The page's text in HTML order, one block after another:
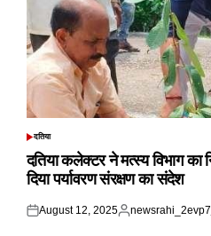
POSTED
दतिया
दतिया कलेक्टर ने मत्स्य विभाग का
दिया पर्यावरण संरक्षण का संदेश
Posted
August 12, 2025
Posted